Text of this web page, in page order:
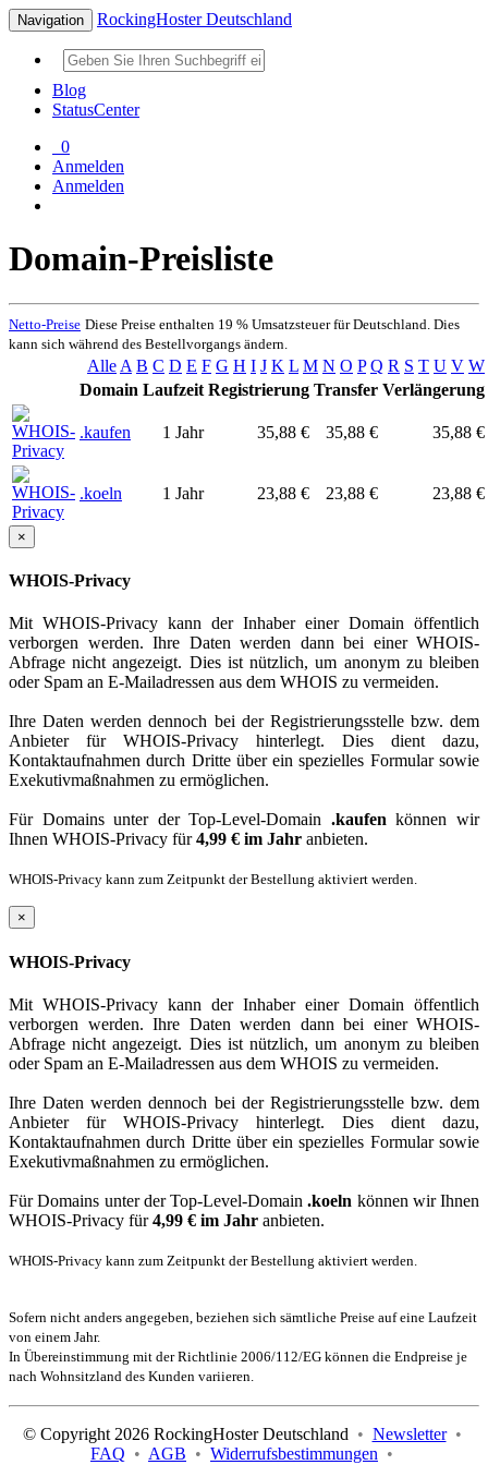
Navigation RockingHoster Deutschland
Blog
StatusCenter
0
Anmelden
Anmelden
Domain-Preisliste
Netto-Preise Diese Preise enthalten 19 % Umsatzsteuer für Deutschland. Dies
kann sich während des Bestellvorgangs ändern.
Alle A B C D E F G H I J K L M N O P Q R S T U V W
Domain Laufzeit Registrierung Transfer Verlängerung
.kaufen 1 Jahr 35,88 € 35,88 € 35,88 €
.koeln 1 Jahr 23,88 € 23,88 € 23,88 €
×
WHOIS-Privacy
Mit WHOIS-Privacy kann der Inhaber einer Domain öffentlich
verborgen werden. Ihre Daten werden dann bei einer WHOIS-
Abfrage nicht angezeigt. Dies ist nützlich, um anonym zu bleiben
oder Spam an E-Mailadressen aus dem WHOIS zu vermeiden.
Ihre Daten werden dennoch bei der Registrierungsstelle bzw. dem
Anbieter für WHOIS-Privacy hinterlegt. Dies dient dazu,
Kontaktaufnahmen durch Dritte über ein spezielles Formular sowie
Exekutivmaßnahmen zu ermöglichen.
Für Domains unter der Top-Level-Domain .kaufenkönnen wir
Ihnen WHOIS-Privacy für4,99 € im Jahr anbieten.
WHOIS-Privacy kann zum Zeitpunkt der Bestellung aktiviert werden.
×
WHOIS-Privacy
Mit WHOIS-Privacy kann der Inhaber einer Domain öffentlich
verborgen werden. Ihre Daten werden dann bei einer WHOIS-
Abfrage nicht angezeigt. Dies ist nützlich, um anonym zu bleiben
oder Spam an E-Mailadressen aus dem WHOIS zu vermeiden.
Ihre Daten werden dennoch bei der Registrierungsstelle bzw. dem
Anbieter für WHOIS-Privacy hinterlegt. Dies dient dazu,
Kontaktaufnahmen durch Dritte über ein spezielles Formular sowie
Exekutivmaßnahmen zu ermöglichen.
Für Domains unter der Top-Level-Domain.koeln können wir Ihnen
WHOIS-Privacy für4,99 € im Jahr anbieten.
WHOIS-Privacy kann zum Zeitpunkt der Bestellung aktiviert werden.
Sofern nicht anders angegeben, beziehen sich sämtliche Preise auf eine Laufzeit
von einem Jahr.
In Übereinstimmung mit der Richtlinie 2006/112/EG können die Endpreise je
nach Wohnsitzland des Kunden variieren.
© Copyright 2026 RockingHoster Deutschland • Newsletter •
FAQ • AGB • Widerrufsbestimmungen •